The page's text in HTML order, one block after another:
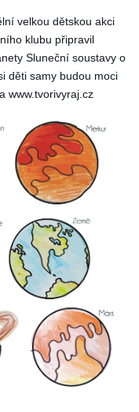
velkou dětskou akci
klubu připravil
Sluneční soustavy o
děti samy budou moci
www.tvorivyraj.cz